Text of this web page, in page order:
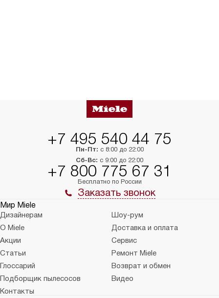
+7 495 540 44 75
Пн-Пт: с 8:00 до 22:00
Сб-Вс: с 9:00 до 22:00
+7 800 775 67 31
Бесплатно по России
Заказать звонок
Мир Miele
Дизайнерам
Шоу-рум
О Miele
Доставка и оплата
Акции
Сервис
Статьи
Ремонт Miele
Глоссарий
Возврат и обмен
Подборщик пылесосов
Видео
Контакты